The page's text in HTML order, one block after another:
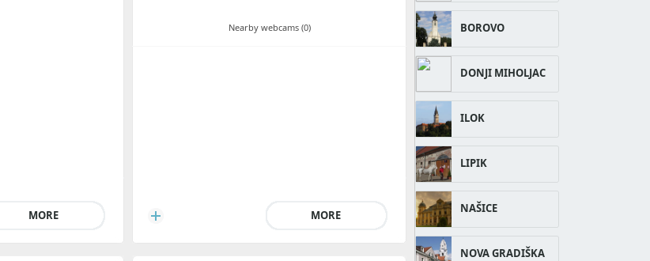
MORE
Nearby webcams (0)
MORE
BOROVO
DONJI MIHOLJAC
ILOK
LIPIK
NAŠICE
NOVA GRADIŠKA